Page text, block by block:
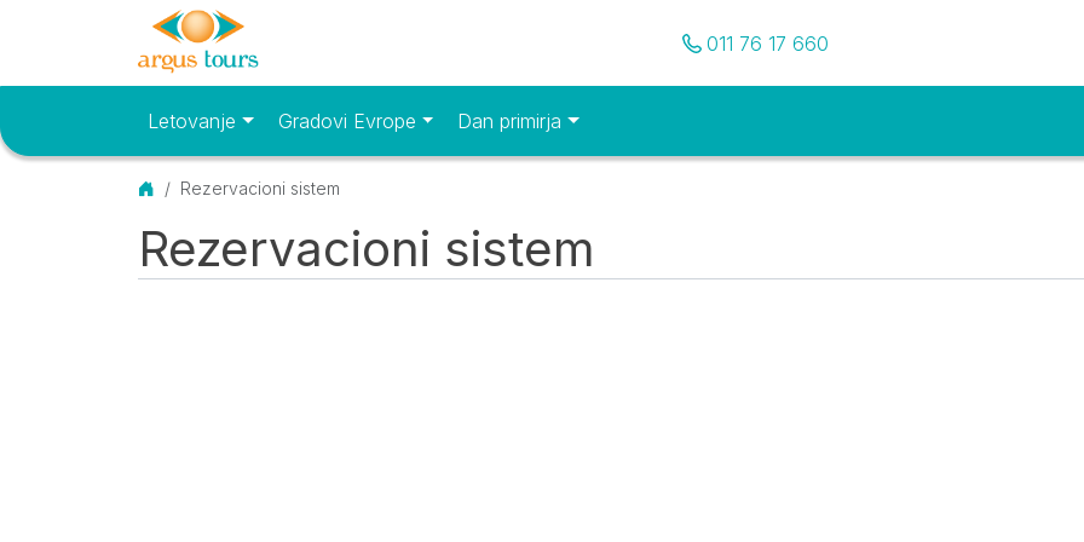
Pozovite nas
011 76 17 660
Osnovni meniLetovanje Gradovi Evrope Dan primirja
Početna
Rezervacioni sistem
Rezervacioni sistem